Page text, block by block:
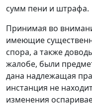
сумм пени и штрафа.
Принимая во
имеющие
спора, а также
жалобе, были
дана надлежащая
инстанция не
изменения